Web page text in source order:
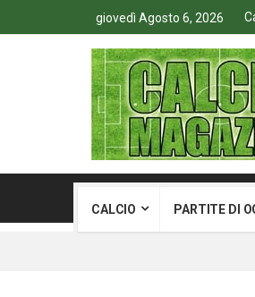
giovedì Agosto 6, 2026
CALCIO PARTITE DI